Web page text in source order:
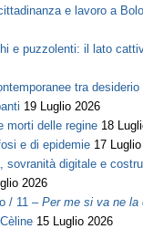
e lavoro a
e puzzolenti: il lato
tra
19 Luglio 2026
morti delle regine 18
e di epidemie 17
sovranità digitale e
2026
/ 11 –Per me si va ne
15 Luglio 2026